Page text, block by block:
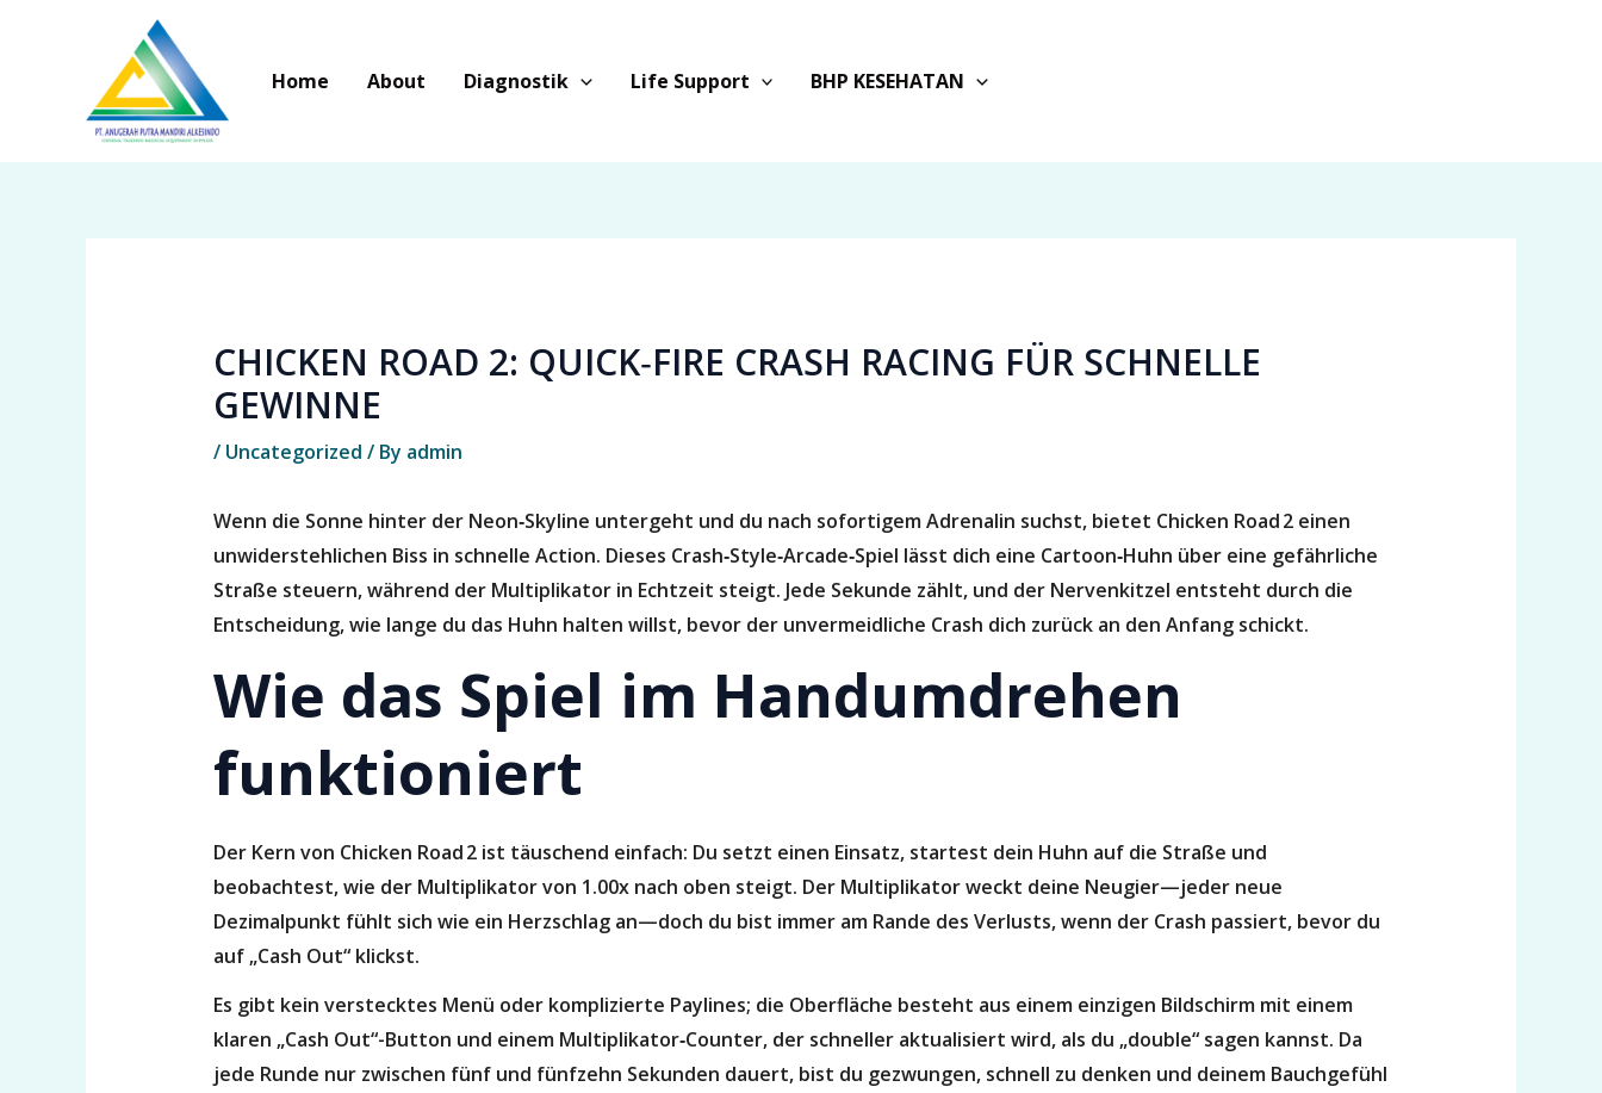
Home About Diagnostik Life Support BHP KESEHATAN
CHICKEN ROAD 2: QUICK‑FIRE CRASH RACING FÜR SCHNELLE
GEWINNE
/ Uncategorized / By admin
Wenn die Sonne hinter der Neon‑Skyline untergeht und du nach sofortigem Adrenalin suchst, bietet Chicken Road 2 einen
unwiderstehlichen Biss in schnelle Action. Dieses Crash‑Style‑Arcade‑Spiel lässt dich eine Cartoon‑Huhn über eine gefährliche
Straße steuern, während der Multiplikator in Echtzeit steigt. Jede Sekunde zählt, und der Nervenkitzel entsteht durch die
Entscheidung, wie lange du das Huhn halten willst, bevor der unvermeidliche Crash dich zurück an den Anfang schickt.
Wie das Spiel im Handumdrehen
funktioniert
Der Kern von Chicken Road 2 ist täuschend einfach: Du setzt einen Einsatz, startest dein Huhn auf die Straße und
beobachtest, wie der Multiplikator von 1.00x nach oben steigt. Der Multiplikator weckt deine Neugier—jeder neue
Dezimalpunkt fühlt sich wie ein Herzschlag an—doch du bist immer am Rande des Verlusts, wenn der Crash passiert, bevor du
auf „Cash Out“ klickst.
Es gibt kein verstecktes Menü oder komplizierte Paylines; die Oberfläche besteht aus einem einzigen Bildschirm mit einem
klaren „Cash Out“-Button und einem Multiplikator‑Counter, der schneller aktualisiert wird, als du „double“ sagen kannst. Da
jede Runde nur zwischen fünf und fünfzehn Sekunden dauert, bist du gezwungen, schnell zu denken und deinem Bauchgefühl